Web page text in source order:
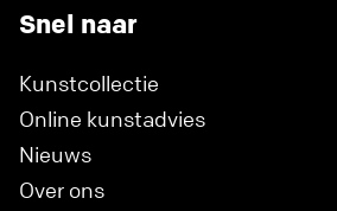
Snel naar
Kunstcollectie
Online kunstadvies
Nieuws
Over ons